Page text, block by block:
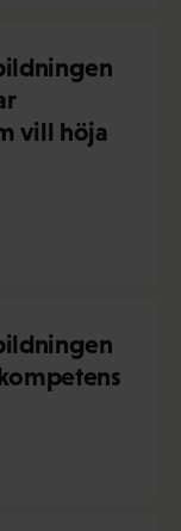
vill höja